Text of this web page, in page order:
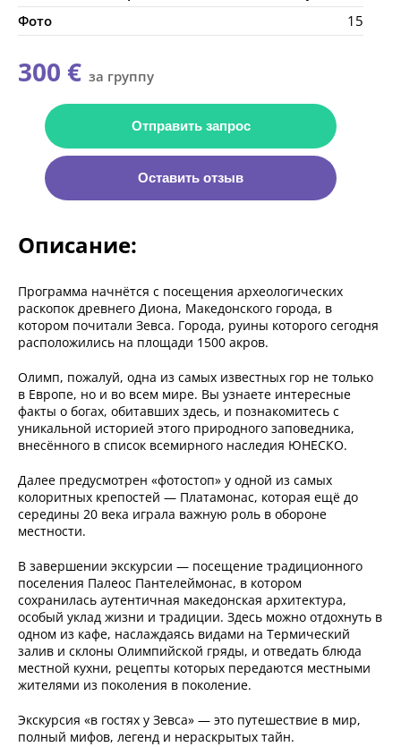
Фото
15
300 € за группу
Отправить запрос
Оставить отзыв
Описание:
Программа начнётся с посещения археологических
раскопок древнего Диона, Македонского города, в
котором почитали Зевса. Города, руины которого сегодня
расположились на площади 1500 акров.
Олимп, пожалуй, одна из самых известных гор не только
в Европе, но и во всем мире. Вы узнаете интересные
факты о богах, обитавших здесь, и познакомитесь с
уникальной историей этого природного заповедника,
внесённого в список всемирного наследия ЮНЕСКО.
Далее предусмотрен «фотостоп» у одной из самых
колоритных крепостей — Платамонас, которая ещё до
середины 20 века играла важную роль в обороне
местности.
В завершении экскурсии — посещение традиционного
поселения Палеос Пантелеймонас, в котором
сохранилась аутентичная македонская архитектура,
особый уклад жизни и традиции. Здесь можно отдохнуть в
одном из кафе, наслаждаясь видами на Термический
залив и склоны Олимпийской гряды, и отведать блюда
местной кухни, рецепты которых передаются местными
жителями из поколения в поколение.
Экскурсия «в гостях у Зевса» — это путешествие в мир,
полный мифов, легенд и нераскрытых тайн.